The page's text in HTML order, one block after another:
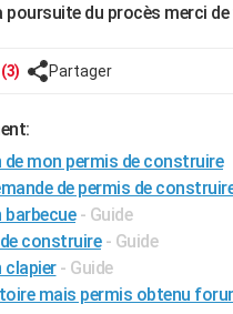
poursuite du procès merci
Partager
mon permis de construire
de permis de
- Guide
construire - Guide
clapier - Guide
mais permis obtenu